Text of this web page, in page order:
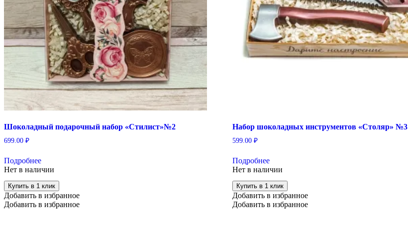
Шоколадный подарочный набор «Стилист»№2
699.00 ₽
Подробнее
Нет в наличии
Купить в 1 клик
Добавить в избранное
Добавить в избранное
Набор шоколадных инструментов «Столяр» №3
599.00 ₽
Подробнее
Нет в наличии
Купить в 1 клик
Добавить в избранное
Добавить в избранное